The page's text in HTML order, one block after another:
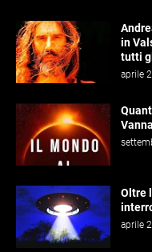
in
tutti
aprile
Oltre
aprile